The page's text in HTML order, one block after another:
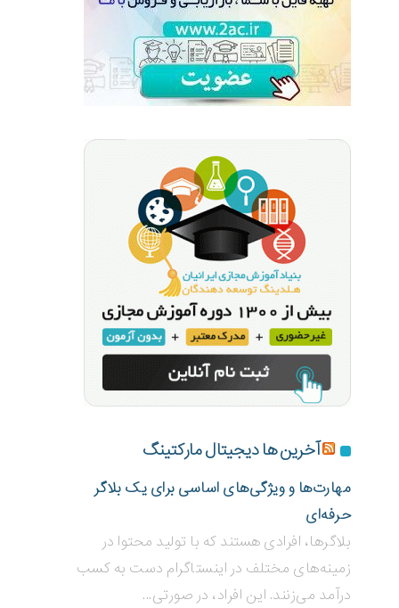
آخرین ها دیجیتال مارکتینگ
مهارت‌ها و ویژگی‌های اساسی برای یک بلاگر
حرفه‌ای
بلاگر‌ها، افرادی هستند که با تولید محتوا در
زمینه‌های مختلف در اینستاگرام دست به کسب
درآمد می‌زنند. این افراد، در صورتی...